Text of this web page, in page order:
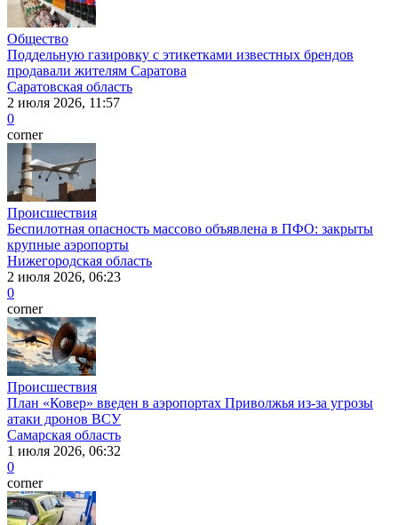
Общество
Поддельную газировку с этикетками известных брендов
продавали жителям Саратова
Саратовская область
2 июля 2026, 11:57
0
corner
Происшествия
Беспилотная опасность массово объявлена в ПФО: закрыты
крупные аэропорты
Нижегородская область
2 июля 2026, 06:23
0
corner
Происшествия
План «Ковер» введен в аэропортах Приволжья из-за угрозы
атаки дронов ВСУ
Самарская область
1 июля 2026, 06:32
0
corner